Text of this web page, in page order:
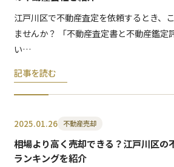
江戸川区で不動産査定を依頼するとき、
ませんか？ 「不動産査定書と不動産鑑定
い…
記事を読む
2025.01.26 不動産売却
相場より高く売却できる？江戸川区の
ランキングを紹介